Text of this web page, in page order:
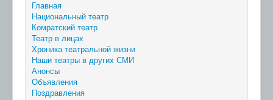
Главная
Национальный театр
Комратский театр
Театр в лицах
Хроника театральной жизни
Наши театры в других СМИ
Анонсы
Объявления
Поздравления